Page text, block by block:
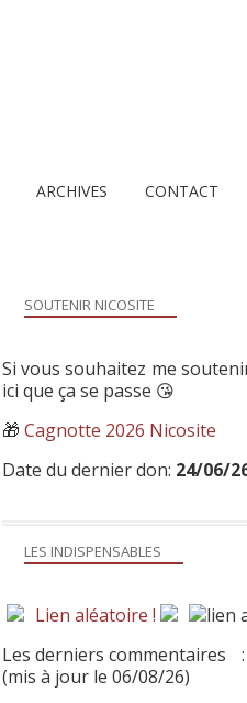
ARCHIVES CONTACT
LES INDISPENSABLES
Lien aléatoire !
Les derniers commentaires
:
(mis à jour le 06/08/26)
SOUTENIR NICOSITE
Si vous souhaitez me
ici que ça se passe 😘
🎁 Cagnotte 2026 Nicosite
Date du dernier don: 24/06/